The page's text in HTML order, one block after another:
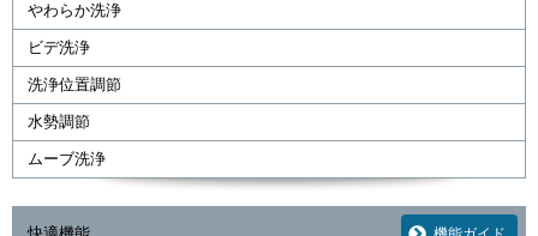
やわらか洗浄
ビデ洗浄
洗浄位置調節
水勢調節
ムーブ洗浄